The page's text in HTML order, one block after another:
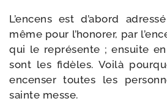
L’encens est d’abord
même pour l’ho­no­rer, par
qui le repré­sente ; ensuite
sont les fidèles. Voilà
encen­ser toutes les
sainte messe.